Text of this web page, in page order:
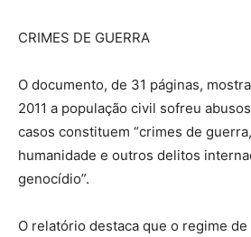
CRIMES DE GUERRA
O documento, de 31 páginas,
2011 a população civil sofreu
casos constituem “crimes de
humanidade e outros delitos
genocídio”.
O relatório destaca que o regime